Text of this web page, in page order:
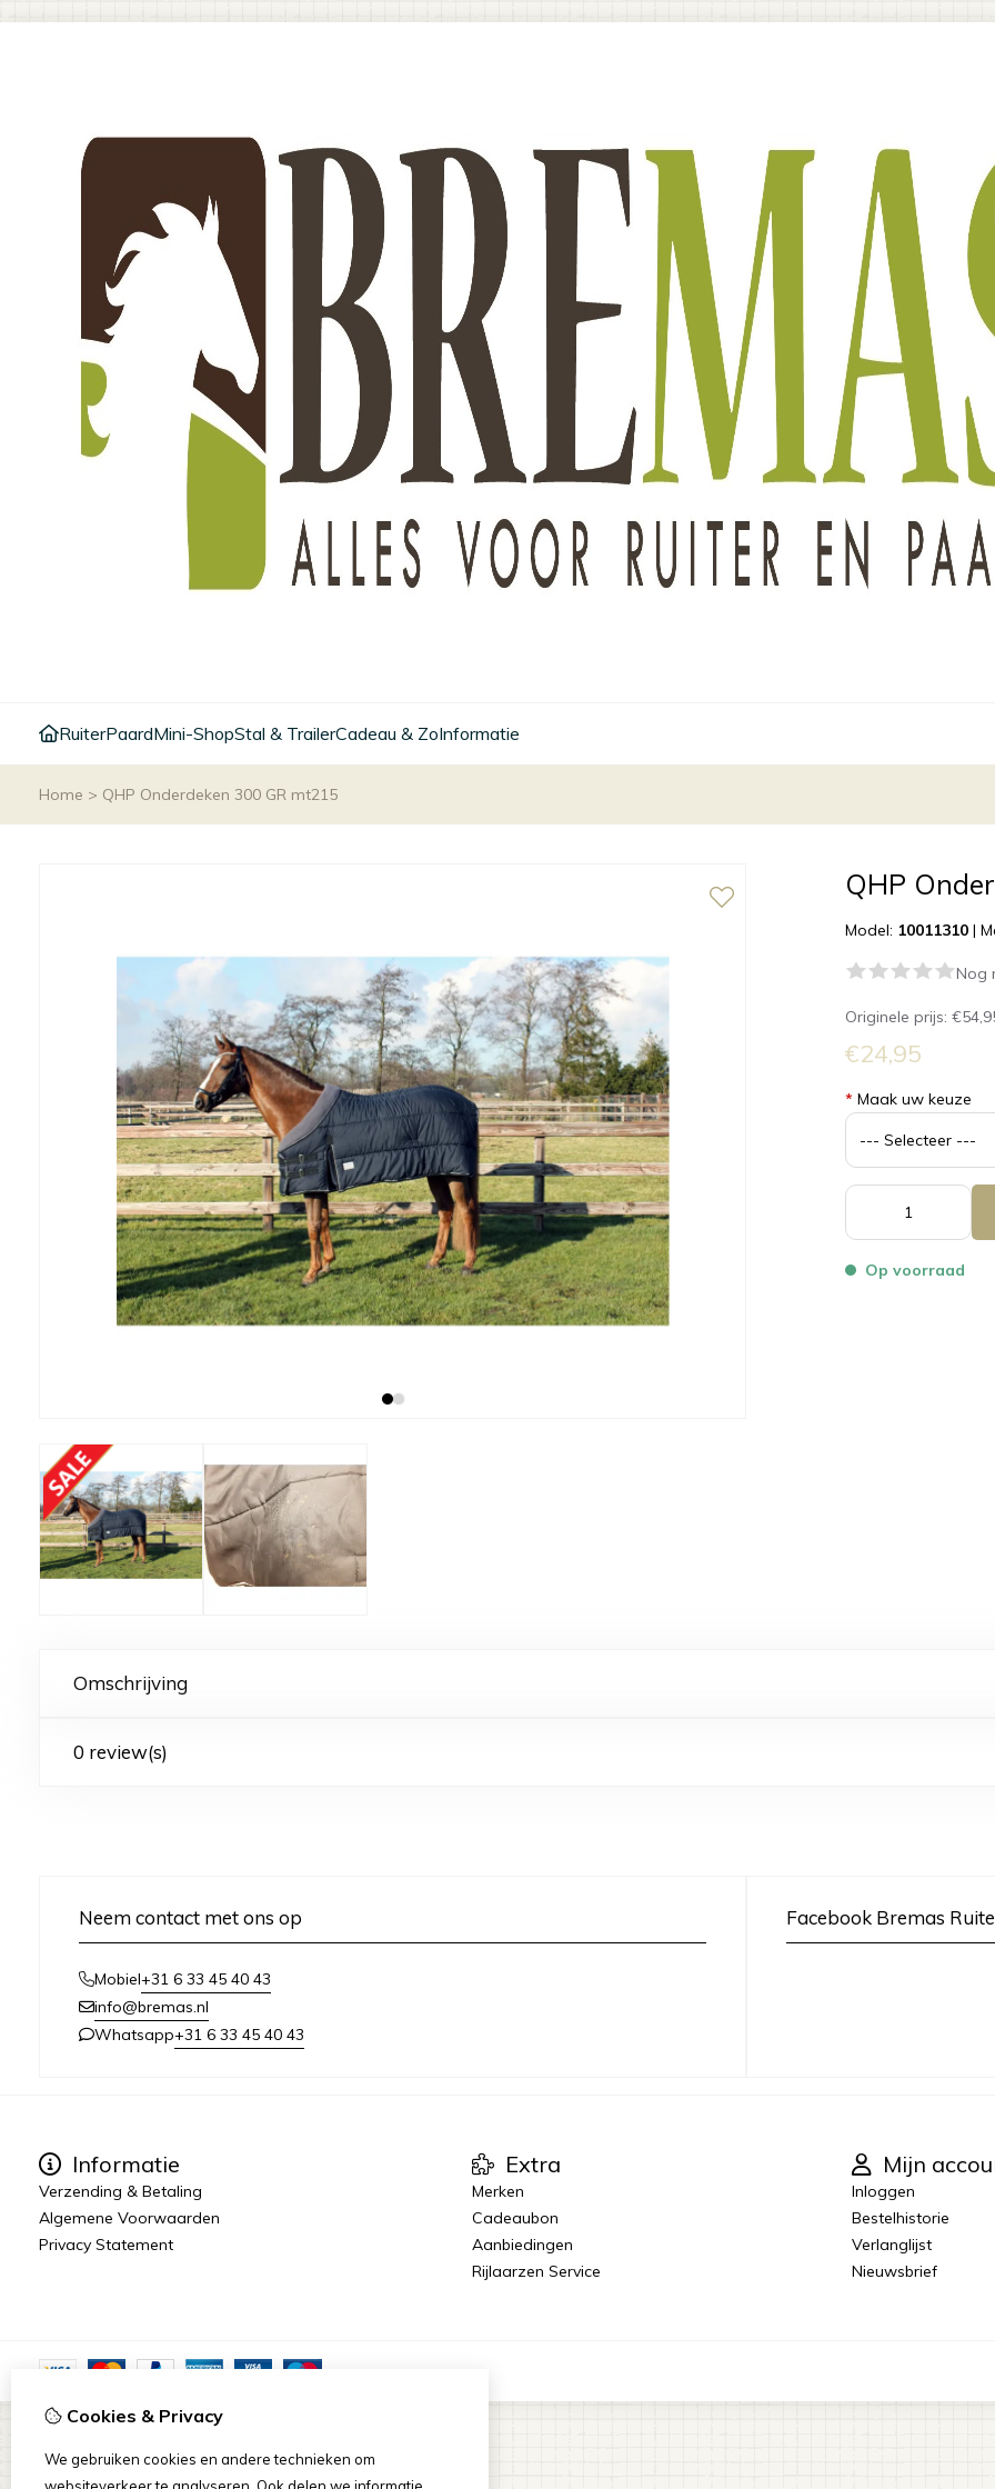
RuiterPaardMini-ShopStal & TrailerCadeau & ZoInformatie
Home > QHP Onderdeken 300 GR mt215
QHP
Model: 10011310 |
Nog
Originele prijs:
€24,95
* Maak uw keuze
Op voorraad
Omschrijving
0 review(s)
Neem contact met ons op
Mobiel+31 6 33 45 40 43
info@bremas.nl
Whatsapp+31 6 33 45 40 43
Facebook Bremas
Informatie
Verzending & Betaling
Algemene Voorwaarden
Privacy Statement
Extra
Merken
Cadeaubon
Aanbiedingen
Rijlaarzen Service
Mijn
Inloggen
Bestelhistorie
Verlanglijst
Nieuwsbrief
Cookies & Privacy
We gebruiken cookies en andere technieken om